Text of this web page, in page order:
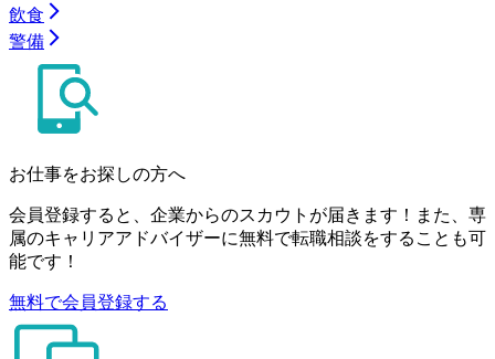
飲食
警備
お仕事をお探しの方へ
会員登録すると、企業からのスカウトが届きます！また、専
属のキャリアアドバイザーに無料で転職相談をすることも可
能です！
無料で会員登録する